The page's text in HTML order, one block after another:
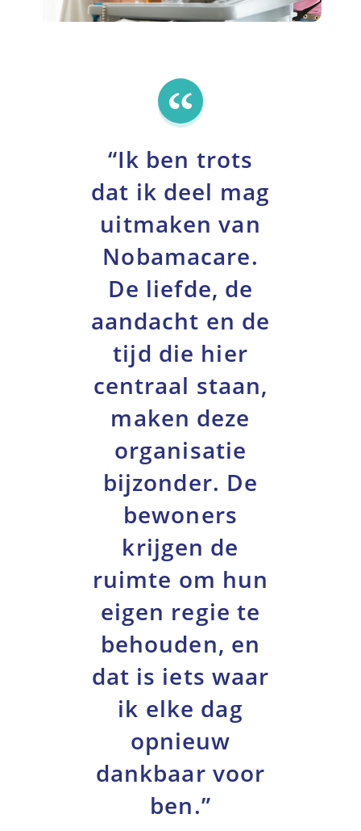
“Ik ben trots
dat ik deel mag
uitmaken van
Nobamacare.
De liefde, de
aandacht en de
tijd die hier
centraal staan,
maken deze
organisatie
bijzonder. De
bewoners
krijgen de
ruimte om hun
eigen regie te
behouden, en
dat is iets waar
ik elke dag
opnieuw
dankbaar voor
ben.”